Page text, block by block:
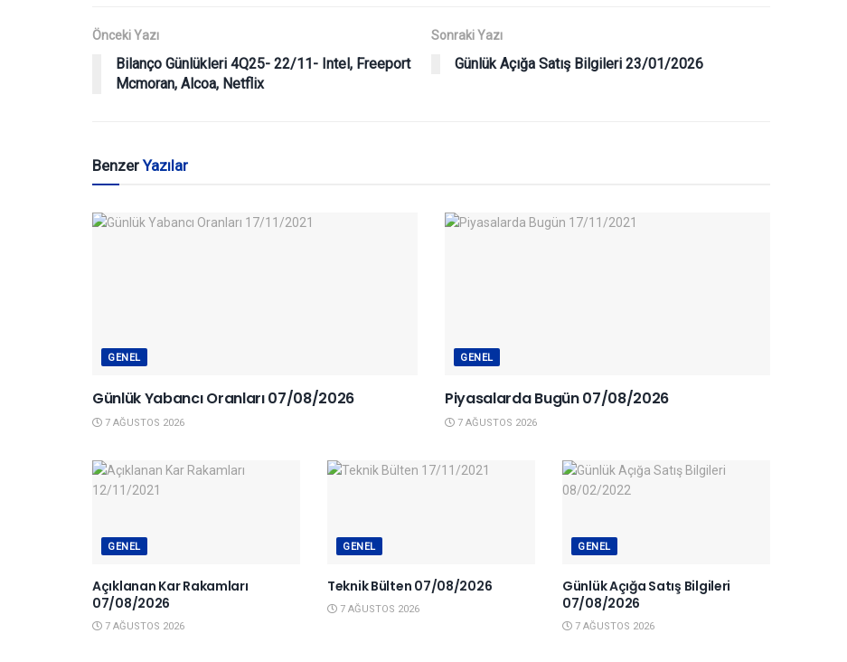
Önceki Yazı
Bilanço Günlükleri 4Q25- 22/11- Intel, Freeport
Mcmoran, Alcoa, Netflix
Sonraki Yazı
Günlük Açığa Satış Bilgileri 23/01/2026
BenzerYazılar
GENEL
Günlük Yabancı Oranları 07/08/2026
7 AĞUSTOS 2026
GENEL
Piyasalarda Bugün 07/08/2026
7 AĞUSTOS 2026
GENEL
Açıklanan Kar Rakamları
07/08/2026
7 AĞUSTOS 2026
GENEL
Teknik Bülten 07/08/2026
7 AĞUSTOS 2026
GENEL
Günlük Açığa Satış Bilgileri
07/08/2026
7 AĞUSTOS 2026